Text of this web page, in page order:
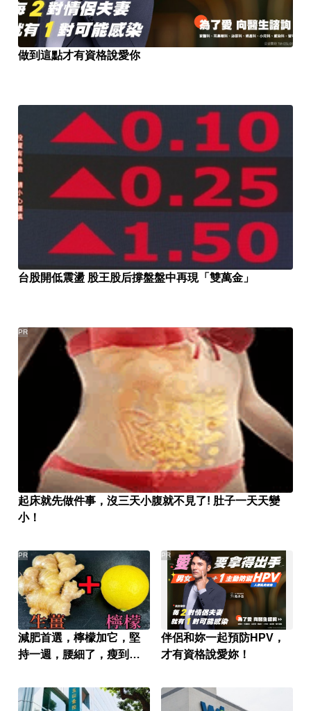
做到這點才有資格說愛你
台股開低震盪 股王股后撐盤盤中再現「雙萬金」
起床就先做件事，沒三天小腹就不見了! 肚子一天天變
小！
PR
減肥首選，檸檬加它，堅
持一週，腰細了，瘦到你
PR
伴侶和妳一起預防HPV，
才有資格說愛妳！
PR